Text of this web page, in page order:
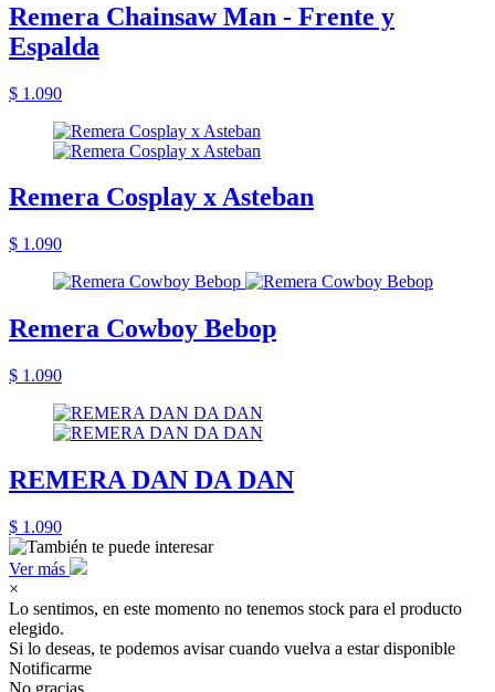
Remera Chainsaw Man - Frente y
Espalda
$ 1.090
Remera Cosplay x Asteban
$ 1.090
Remera Cowboy Bebop
$ 1.090
REMERA DAN DA DAN
$ 1.090
Ver más
×
Lo sentimos, en este momento no tenemos stock para el producto
elegido.
Si lo deseas, te podemos avisar cuando vuelva a estar disponible
Notificarme
No gracias